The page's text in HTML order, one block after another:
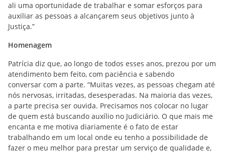
ali uma oportunidade de trabalhar e somar esforços para
auxiliar as pessoas a alcançarem seus objetivos junto à
Justiça.”
Homenagem
Patrícia diz que, ao longo de todos esses anos, prezou por um
atendimento bem feito, com paciência e sabendo
conversar com a parte. “Muitas vezes, as pessoas chegam até
nós nervosas, irritadas, desesperadas. Na maioria das vezes,
a parte precisa ser ouvida. Precisamos nos colocar no lugar
de quem está buscando auxílio no Judiciário. O que mais me
encanta e me motiva diariamente é o fato de estar
trabalhando em um local onde eu tenho a possibilidade de
fazer o meu melhor para prestar um serviço de qualidade e,